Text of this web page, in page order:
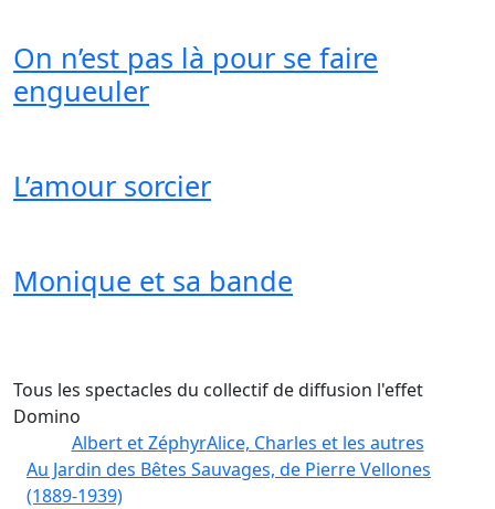
On n’est pas là pour se faire
engueuler
L’amour sorcier
Monique et sa bande
Tous les spectacles du collectif de diffusion l'effet
Domino
Albert et ZéphyrAlice, Charles et les autres
Au Jardin des Bêtes Sauvages, de Pierre Vellones
(1889-1939)